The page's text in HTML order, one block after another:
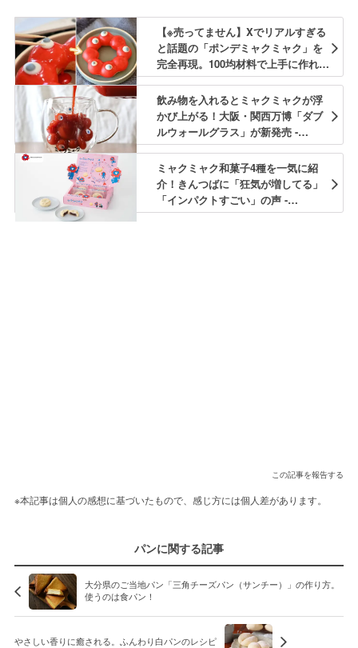
【※売ってません】Xでリアルすぎる
と話題の「ポンデミャクミャク」を
完全再現。100均材料で上手に作れ
る！ - macaroni
飲み物を入れるとミャクミャクが浮
かび上がる！大阪・関西万博「ダブ
ルウォールグラス」が新発売 -
macaroni
ミャクミャク和菓子4種を一気に紹
介！きんつばに「狂気が増してる」
「インパクトすごい」の声 -
macaroni
この記事を報告する
※本記事は個人の感想に基づいたもので、感じ方には個人差があります。
パンに関する記事
大分県のご当地パン「三角チーズパン（サンチー）」の作り方。
使うのは食パン！
やさしい香りに癒される。ふんわり白パンのレシピ